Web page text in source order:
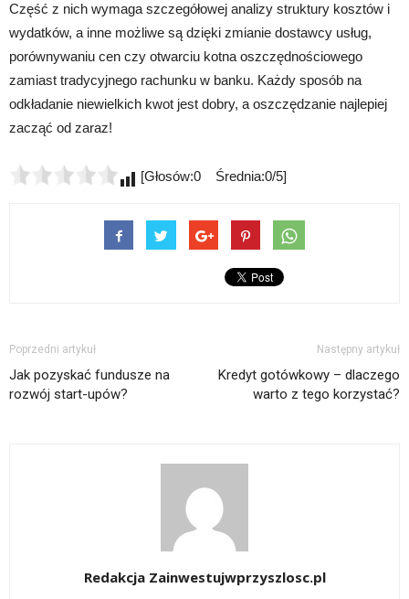
Część z nich wymaga szczegółowej analizy struktury kosztów i
wydatków, a inne możliwe są dzięki zmianie dostawcy usług,
porównywaniu cen czy otwarciu kotna oszczędnościowego
zamiast tradycyjnego rachunku w banku. Każdy sposób na
odkładanie niewielkich kwot jest dobry, a oszczędzanie najlepiej
zacząć od zaraz!
[Głosów:0 Średnia:0/5]
Poprzedni artykuł
Jak pozyskać fundusze na
rozwój start-upów?
Następny artykuł
Kredyt gotówkowy – dlaczego
warto z tego korzystać?
Redakcja Zainwestujwprzyszlosc.pl